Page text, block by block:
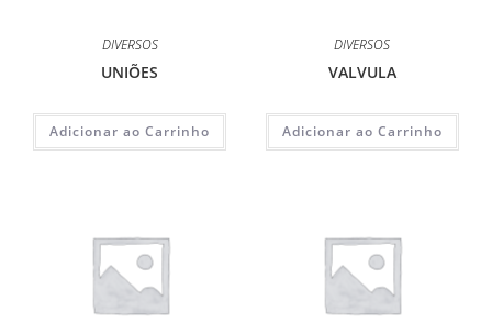
DIVERSOS
UNIÕES
Adicionar ao Carrinho
DIVERSOS
VALVULA
Adicionar ao Carrinho